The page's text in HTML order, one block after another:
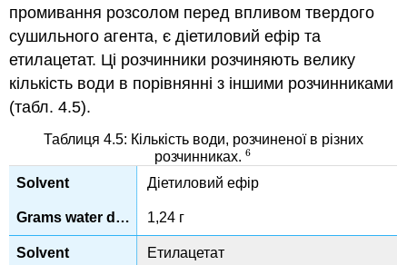
промивання розсолом перед впливом твердого
сушильного агента, є діетиловий ефір та
етилацетат. Ці розчинники розчиняють велику
кількість води в порівнянні з іншими розчинниками
(табл. 4.5).
Таблиця 4.5: Кількість води, розчиненої в різних
розчинниках.6
6
Діетиловий ефір
1,24 г
Етилацетат